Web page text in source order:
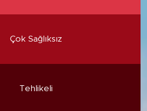
Çok Sağlıksız
Tehlikeli